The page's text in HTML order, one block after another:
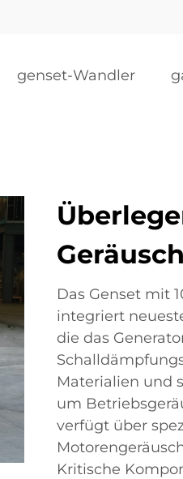
genset-Wandler
Das Genset mit
integriert
die das
Materialien und
um
verfügt über
Kritische